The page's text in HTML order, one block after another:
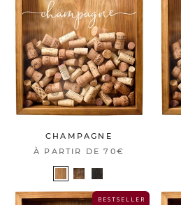
CHAMPAGNE
À PARTIR DE70€
B E S T S E L L E R